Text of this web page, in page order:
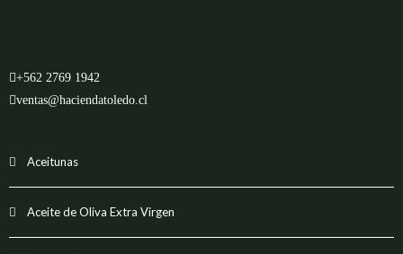
+562 2769 1942
ventas@haciendatoledo.cl
Aceitunas
Aceite de Oliva Extra Virgen